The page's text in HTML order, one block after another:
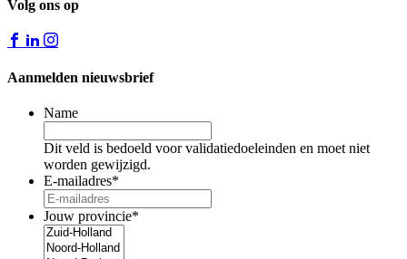
Volg ons op
Aanmelden nieuwsbrief
Name
Dit veld is bedoeld voor validatiedoeleinden en moet niet
worden gewijzigd.
E-mailadres*
Jouw provincie*